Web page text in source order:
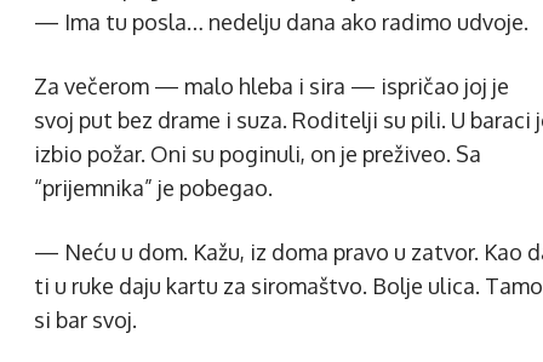
— Ima tu posla… nedelju dana ako radimo udvoje.
Za večerom — malo hleba i sira — ispričao joj je
svoj put bez drame i suza. Roditelji su pili. U baraci
izbio požar. Oni su poginuli, on je preživeo. Sa
“prijemnika” je pobegao.
— Neću u dom. Kažu, iz doma pravo u zatvor. Kao
ti u ruke daju kartu za siromaštvo. Bolje ulica. Tamo
si bar svoj.